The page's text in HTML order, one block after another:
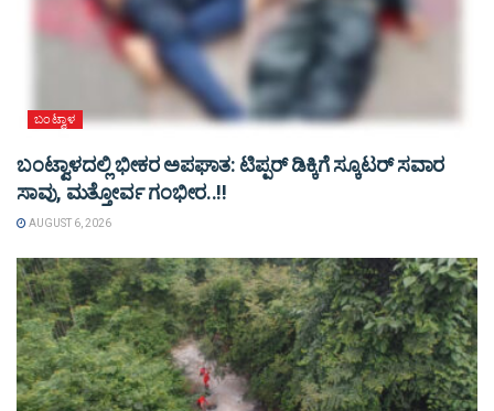
ಬಂಟ್ವಾಳ
ಬಂಟ್ವಾಳದಲ್ಲಿ ಭೀಕರ ಅಪಘಾತ: ಟಿಪ್ಪರ್ ಡಿಕ್ಕಿಗೆ ಸ್ಕೂಟರ್ ಸವಾರ
ಸಾವು, ಮತ್ತೋರ್ವ ಗಂಭೀರ..!!
AUGUST 6, 2026